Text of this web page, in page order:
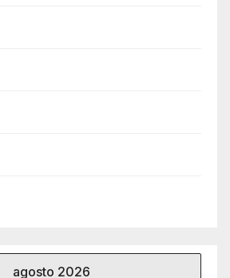
agosto 2026